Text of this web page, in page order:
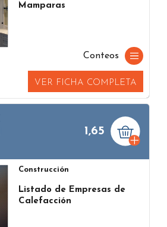
Mamparas
Conteos
VER FICHA COMPLETA
1,65
Construcción
Listado de Empresas de
Calefacción